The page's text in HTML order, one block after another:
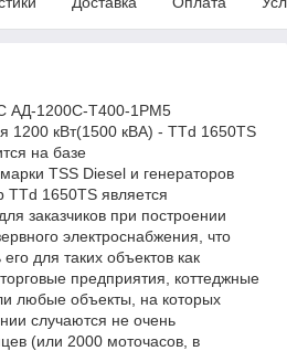
АД-1200С-Т400-1РМ5
1200 кВт(1500 кВА) - TTd 1650TS
на базе
TSS Diesel и генераторов
TTd 1650TS является
заказчиков при построении
электроснабжения, что
для таких объектов как
предприятия, коттеджные
любые объекты, на которых
случаются не очень
(или 2000 моточасов, в